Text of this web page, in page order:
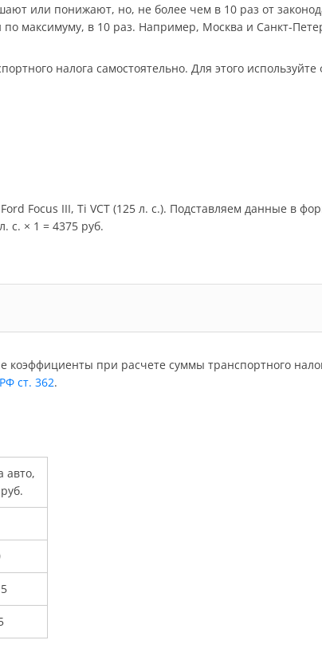
или понижают, но, не более чем в 10 раз от
максимуму, в 10 раз. Например, Москва и Санкт-
налога самостоятельно. Для этого
Focus III, Ti VCT (125 л. с.). Подставляем данные в
с. × 1 = 4375 руб.
при расчете суммы транспортного
ст. 362.
авто,